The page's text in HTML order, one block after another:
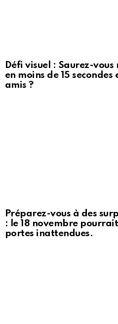
Défi visuel : Saurez-
en moins de 15
amis ?
Préparez-vous à des
: le 18 novembre
portes inattendues.